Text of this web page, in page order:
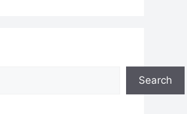
Search